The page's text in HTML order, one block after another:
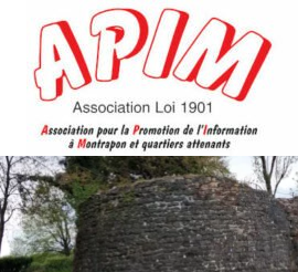
contenu